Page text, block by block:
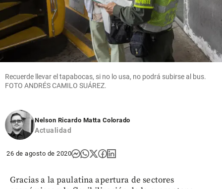
Recuerde llevar el tapabocas, si no lo usa, no podrá subirse al bus.
FOTO ANDRÉS CAMILO SUÁREZ.
Nelson Ricardo Matta Colorado
Actualidad
26 de agosto de 2020
Gracias a la paulatina apertura de sectores